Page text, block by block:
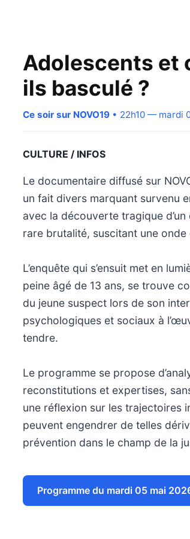
Adolescents et
ils basculé ?
Ce soir sur NOVO19 • 22h10 — mardi
CULTURE / INFOS
Le documentaire diffusé sur
un fait divers marquant survenu
avec la découverte tragique d’un
rare brutalité, suscitant une
L’enquête qui s’ensuit met en
peine âgé de 13 ans, se trouve
du jeune suspect lors de son
psychologiques et sociaux à
tendre.
Le programme se propose
reconstitutions et expertises,
une réflexion sur les trajectoires
peuvent engendrer de telles
prévention dans le champ de la
Programme du mardi 05 mai